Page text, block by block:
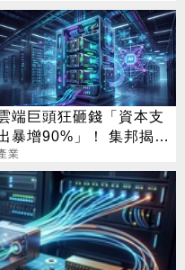
端巨頭狂砸錢「資本支
暴增90%」！ 集邦揭背
真相
業